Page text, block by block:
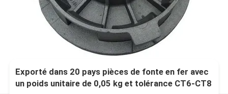
Exporté dans 20 pays pièces de fonte en fer avec
un poids unitaire de 0,05 kg et tolérance CT6-CT8